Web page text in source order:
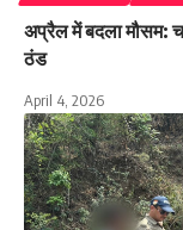
अप्रैल में बदला मौसम:
ठंड
April 4, 2026